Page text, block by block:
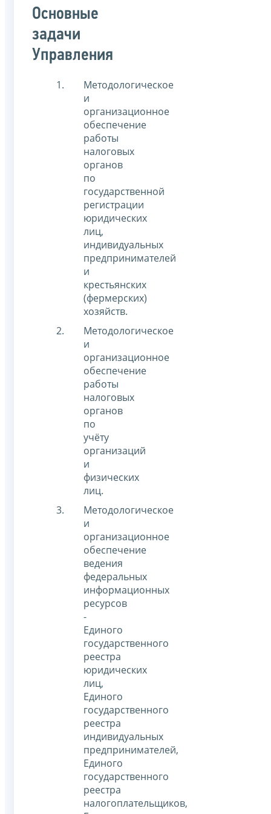
Основные
задачи
Управления
Методологическое
и
организационное
обеспечение
работы
налоговых
органов
по
государственной
регистрации
юридических
лиц,
индивидуальных
предпринимателей
и
крестьянских
(фермерских)
хозяйств.
Методологическое
и
организационное
обеспечение
работы
налоговых
органов
по
учёту
организаций
и
физических
лиц.
Методологическое
и
организационное
обеспечение
ведения
федеральных
информационных
ресурсов
-
Единого
государственного
реестра
юридических
лиц,
Единого
государственного
реестра
индивидуальных
предпринимателей,
Единого
государственного
реестра
налогоплательщиков,